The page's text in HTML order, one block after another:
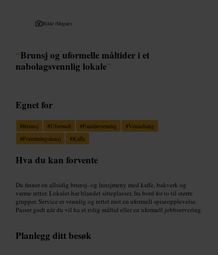
Bilde /Megan's
“Brunsj og uformelle måltider i et
nabolagsvennlig lokale”
Egnet for
#Brunsj #Uformelt #Familievennlig #Vennehang
#Forretningslunsj #Kaffe
Hva du kan forvente
Du finner en allsidig brunsj- og lunsjmeny med kaffe, bakverk og
varme retter. Lokalet har blandet sitteplasser, fra bord for to til større
grupper. Service er vennlig og rettet mot en uformell spiseopplevelse.
Passer godt når du vil ha et rolig måltid eller en uformell jobbservering.
Planlegg ditt besøk